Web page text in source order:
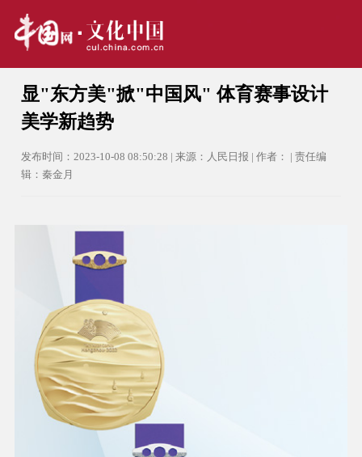
显"东方美"掀"中国风" 体育赛事设计
美学新趋势
发布时间：2023-10-08 08:50:28 | 来源：人民日报 | 作者： | 责任编
辑：秦金月